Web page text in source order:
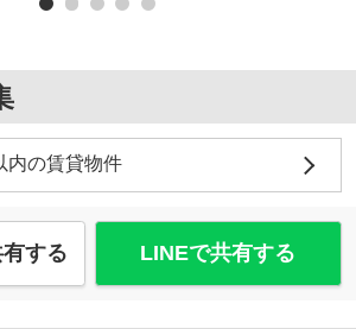
内の賃貸物件
する LINEで共有する